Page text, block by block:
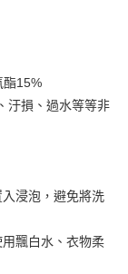
可透過四大超商／
。
取消訂單，請聯絡
需透過AFTEE先享
示為準，若有關於
「AFTEE先享後付
home
付」服務完成之交
關給付款項請求債
嶼）
酯15%
汙損、過水等等非
浸泡，避免將洗
飄白水、衣物柔